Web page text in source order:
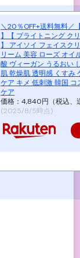
＼20％OFF+送料無料／
】【 ブライトニング ク
】 アイソイ フェイスク
リーム 美容 ローズ オイ
酸 ヴィーガン うるおい
肌 乾燥肌 透明感 くすみ
ケア キメ 低刺激 韓国 コ
ケア
価格：4,840円（税込、
(2025/8/5時点)